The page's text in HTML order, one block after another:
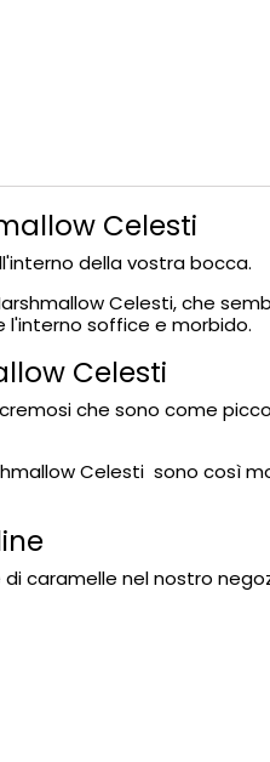
Celesti
della vostra bocca.
Celesti, che
soffice e morbido.
Celesti
che sono come
Celesti sono così
caramelle nel nostro